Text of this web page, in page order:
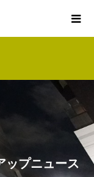
ップニュース